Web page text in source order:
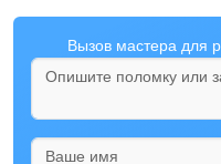
Вызов мастера для